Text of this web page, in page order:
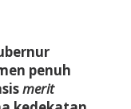
penuh
merit